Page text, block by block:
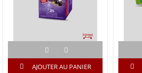
AJOUTER AU PANIER